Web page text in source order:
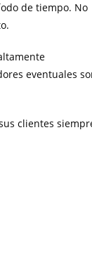
de tiempo. No
eventuales
clientes